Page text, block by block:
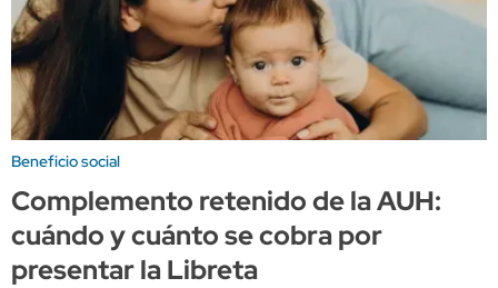
Beneficio social
Complemento retenido de la AUH:
cuándo y cuánto se cobra por
presentar la Libreta